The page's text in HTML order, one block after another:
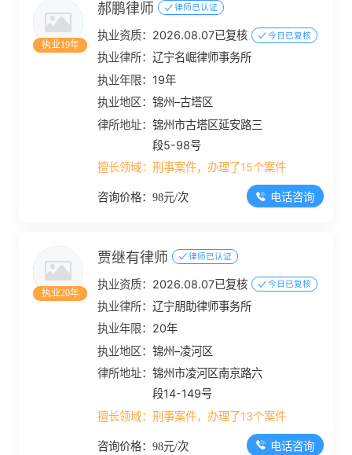
执业19年
郝鹏律师 律师已认证
执业资质： 2026.08.07已复核 今日已复核
执业律所：辽宁名崛律师事务所
执业年限： 19年
执业地区：锦州–古塔区
律所地址：锦州市古塔区延安路三
段5-98号
擅长领域：刑事案件，办理了15个案件
咨询价格：98元/次 电话咨询
执业20年
贾继有律师 律师已认证
执业资质： 2026.08.07已复核 今日已复核
执业律所：辽宁朋助律师事务所
执业年限： 20年
执业地区：锦州–凌河区
律所地址：锦州市凌河区南京路六
段14-149号
擅长领域：刑事案件，办理了13个案件
咨询价格：98元/次 电话咨询